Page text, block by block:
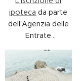
ipoteca da parte
dell'Agenzia delle
Entrate
misura che
colpisce al cuore: